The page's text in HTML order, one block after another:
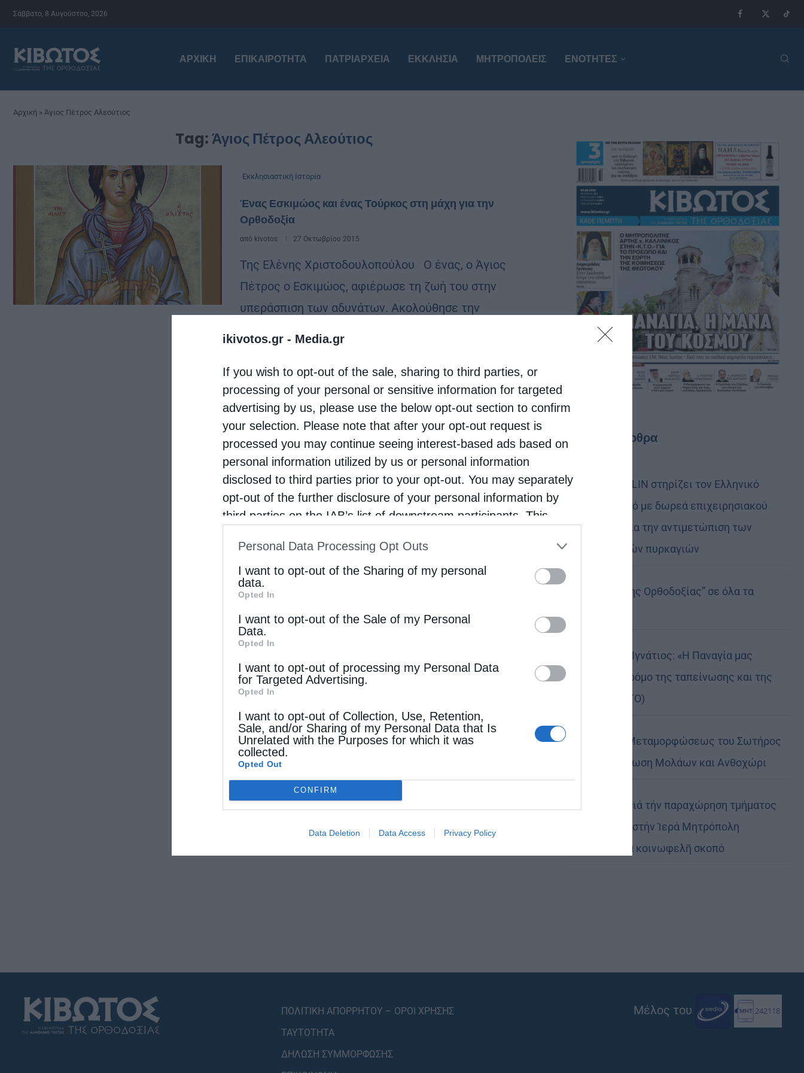
ikivotos.gr - Media.gr
If you wish to opt-out of the sale, sharing to third parties, or
processing of your personal or sensitive information for targeted
advertising by us, please use the below opt-out section to confirm
your selection. Please note that after your opt-out request is
processed you may continue seeing interest-based ads based on
personal information utilized by us or personal information
disclosed to third parties prior to your opt-out. You may separately
opt-out of the further disclosure of your personal information by
third parties on the IAB’s list of downstream participants. This
IAB’s List of Downstream Participantsthat may further disclose it to
other third parties.
Personal Data Processing Opt Outs
I want to opt-out of the Sharing of my personal
data.
Opted In
I want to opt-out of the Sale of my Personal
Data.
Opted In
I want to opt-out of processing my Personal Data
for Targeted Advertising.
Opted In
I want to opt-out of Collection, Use, Retention,
Sale, and/or Sharing of my Personal Data that Is
Unrelated with the Purposes for which it was
collected.
Opted Out
CONFIRM
Data Deletion Data Access Privacy Policy
Σάββατο, 8 Αυγούστου, 2026
ΑΡΧΙΚΉ ΕΠΙΚΑΙΡΌΤΗΤΑ ΠΑΤΡΙΑΡΧΕΊΑ ΕΚΚΛΗΣΊΑ ΜΗΤΡΟΠΌΛΕΙΣ ΕΝΟΤΗΤΕΣ
Αρχική » Άγιος Πέτρος Αλεούτιος
Tag:Άγιος Πέτρος Αλεούτιος
Εκκλησιαστική Ιστορία
Ένας Εσκιμώος και ένας Τούρκος στη μάχη για την
Ορθοδοξία
από kivotos 27 Οκτωβρίου 2015
Της Ελένης Χριστοδουλοπούλου Ο ένας, ο Άγιος
Πέτρος ο Εσκιμώος, αφιέρωσε τη ζωή του στην
υπεράσπιση των αδυνάτων. Ακολούθησε την
Τελευταία άρθρα
Η LEROY MERLIN στηρίζει τον Ελληνικό
Ερυθρό Σταυρό με δωρεά επιχειρησιακού
εξοπλισμού για την αντιμετώπιση των
καταστροφικών πυρκαγιών
Η “Κιβωτός της Ορθοδοξίας” σε όλα τα
Δημητριάδος Ιγνάτιος: «Η Παναγία μας
δείχνει τον δρόμο της ταπείνωσης και της
σιωπής» (ΦΩΤΟ)
Η εορτή της Μεταμορφώσεως του Σωτήρος
σε Μεταμόρφωση Μολάων και Ανθοχώρι
Εὐχαριστίες γιά τήν παραχώρηση τμήματος
στρατοπέδου στήν Ἱερά Μητρόπολη
Καστορίας γιά κοινωφελῆ σκοπό
ΠΟΛΙΤΙΚΗ ΑΠΟΡΡΗΤΟΥ – ΟΡΟΙ ΧΡΗΣΗΣ
ΤΑΥΤΟΤΗΤΑ
ΔΗΛΩΣΗ ΣΥΜΜΟΡΦΩΣΗΣ
Μέλος του